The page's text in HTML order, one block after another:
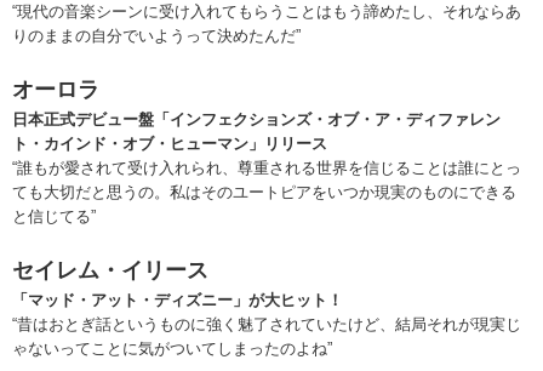
“現代の音楽シーンに受け入れてもらうことはもう諦めたし、それならあ
りのままの自分でいようって決めたんだ”
オーロラ
日本正式デビュー盤「インフェクションズ・オブ・ア・ディファレン
ト・カインド・オブ・ヒューマン」リリース
“誰もが愛されて受け入れられ、尊重される世界を信じることは誰にとっ
ても大切だと思うの。私はそのユートピアをいつか現実のものにできる
と信じてる”
セイレム・イリース
「マッド・アット・ディズニー」が大ヒット！
“昔はおとぎ話というものに強く魅了されていたけど、結局それが現実じ
ゃないってことに気がついてしまったのよね”